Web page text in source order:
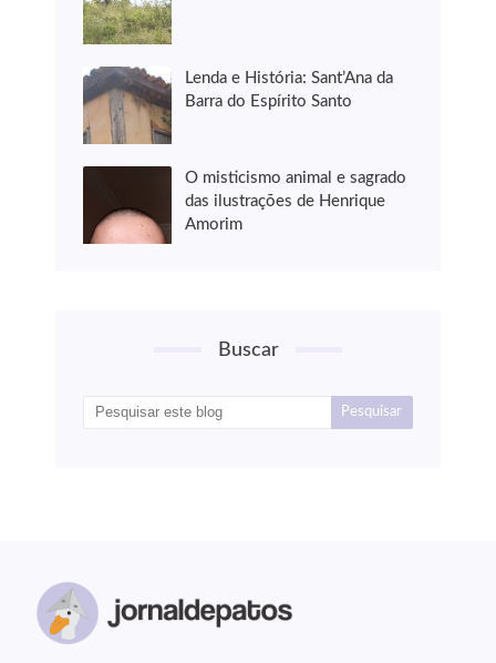
Lenda e História: Sant’Ana da
Barra do Espírito Santo
O misticismo animal e sagrado
das ilustrações de Henrique
Amorim
Buscar